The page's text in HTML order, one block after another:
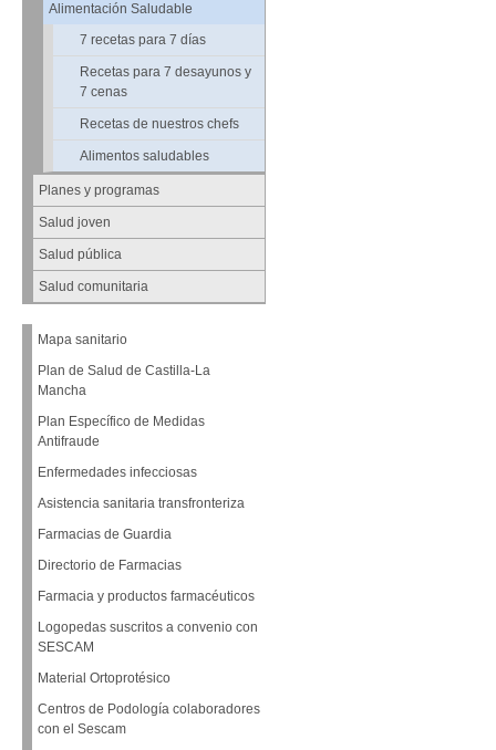
Alimentación Saludable
7 recetas para 7 días
Recetas para 7 desayunos y
7 cenas
Recetas de nuestros chefs
Alimentos saludables
Planes y programas
Salud joven
Salud pública
Salud comunitaria
Mapa sanitario
Plan de Salud de Castilla-La
Mancha
Plan Específico de Medidas
Antifraude
Enfermedades infecciosas
Asistencia sanitaria transfronteriza
Farmacias de Guardia
Directorio de Farmacias
Farmacia y productos farmacéuticos
Logopedas suscritos a convenio con
SESCAM
Material Ortoprotésico
Centros de Podología colaboradores
con el Sescam